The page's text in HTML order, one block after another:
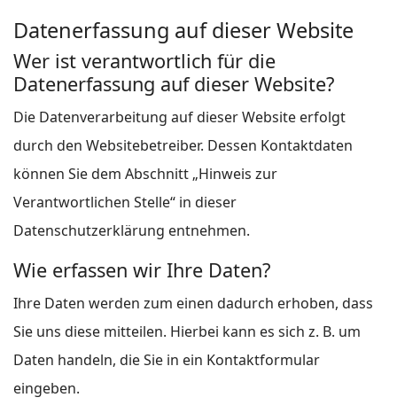
Datenerfassung auf dieser Website
Wer ist verantwortlich für die
Datenerfassung auf dieser Website?
Die Datenverarbeitung auf dieser Website erfolgt
durch den Websitebetreiber. Dessen Kontaktdaten
können Sie dem Abschnitt „Hinweis zur
Verantwortlichen Stelle“ in dieser
Datenschutzerklärung entnehmen.
Wie erfassen wir Ihre Daten?
Ihre Daten werden zum einen dadurch erhoben, dass
Sie uns diese mitteilen. Hierbei kann es sich z. B. um
Daten handeln, die Sie in ein Kontaktformular
eingeben.